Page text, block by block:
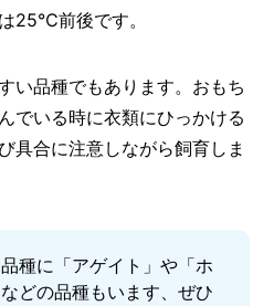
25℃前後です。
い品種でもあります。おもち
でいる時に衣類にひっかける
具合に注意しながら飼育しま
種に「アゲイト」や「ホ
どの品種もいます、ぜひ